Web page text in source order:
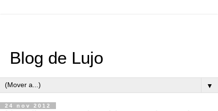
Blog de Lujo
▼
24 nov 2012